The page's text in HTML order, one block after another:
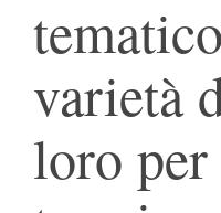
varietà
loro